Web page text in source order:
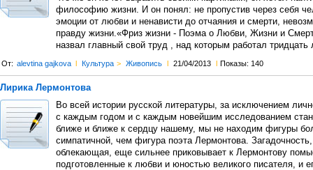
философию жизни. И он понял: не пропустив через себя
эмоции от любви и ненависти до отчаяния и смерти,
правду жизни.«Фриз жизни - Поэма о Любви, Жизни и
назвал главный свой труд , над которым работал тридцать
От: alevtina gajkova l Культура > Живопись l 21/04/2013 l Показы: 140
Лирика Лермонтова
Во всей истории русской литературы, за исключением
с каждым годом и с каждым новейшим исследованием
ближе и ближе к сердцу нашему, мы не находим фигуры
симпатичной, чем фигура поэта Лермонтова.
облекающая, еще сильнее приковывает к Лермонтову
подготовленные к любви и юностью великого писателя, и